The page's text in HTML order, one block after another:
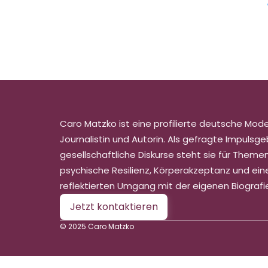
Caro Matzko ist eine profilierte deutsche
Journalistin und Autorin. Als gefragte
gesellschaftliche Diskurse steht sie für
psychische Resilienz, Körperakzeptanz und
reflektierten Umgang mit der eigenen
Jetzt kontaktieren
© 2025 Caro Matzko